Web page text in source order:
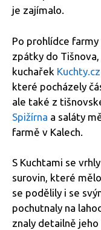
je zajímalo.
Po prohlídce
zpátky do
kuchařek Kuchty.cz
které pocházely
ale také z
Spižírna a saláty
farmě v Kalech.
S Kuchtami se
surovin, které
se podělily i se
pochutnaly na
znaly detailně